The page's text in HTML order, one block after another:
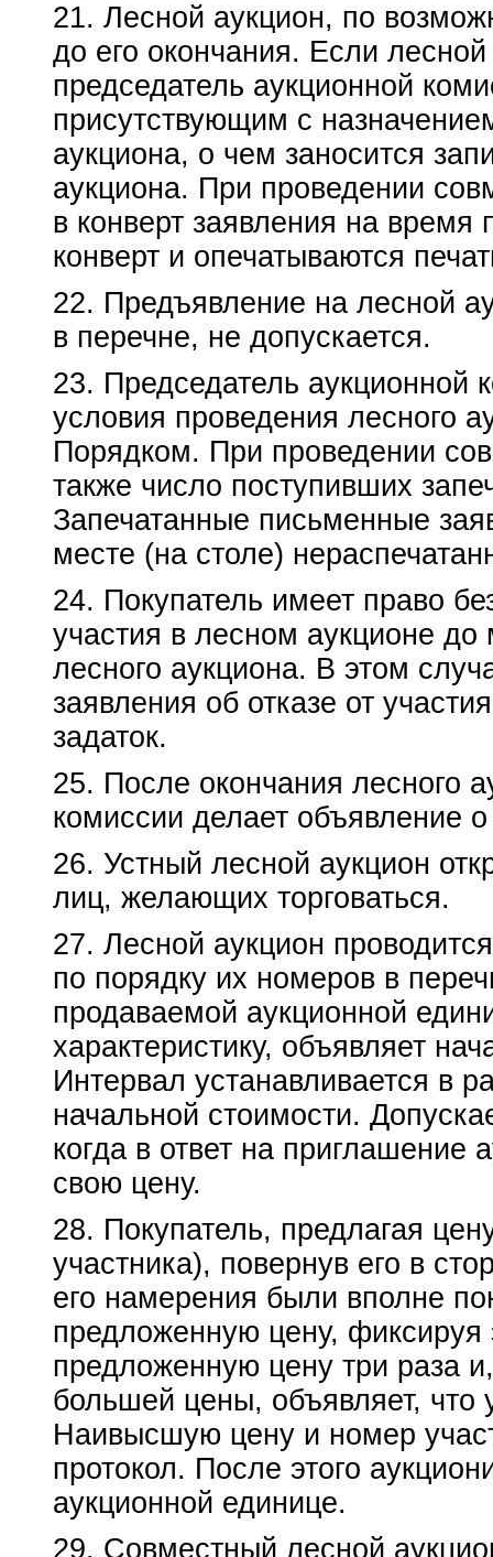
21. Лесной аукцион, по
до его окончания. Если
председатель аукционной
присутствующим с
аукциона, о чем заносится
аукциона. При проведении
в конверт заявления на
конверт и опечатываются
22. Предъявление на лесной
в перечне, не допускается.
23. Председатель аукционной
условия проведения лесного
Порядком. При проведении
также число поступивших
Запечатанные письменные
месте (на столе)
24. Покупатель имеет право
участия в лесном аукционе
лесного аукциона. В этом
заявления об отказе от
задаток.
25. После окончания лесного
комиссии делает объявление о
26. Устный лесной аукцион
лиц, желающих торговаться.
27. Лесной аукцион
по порядку их номеров в
продаваемой аукционной
характеристику, объявляет
Интервал устанавливается в
начальной стоимости.
когда в ответ на приглашение
свою цену.
28. Покупатель, предлагая
участника), повернув его в
его намерения были вполне
предложенную цену, фиксируя
предложенную цену три раза
большей цены, объявляет, что
Наивысшую цену и номер
протокол. После этого
аукционной единице.
29. Совместный лесной